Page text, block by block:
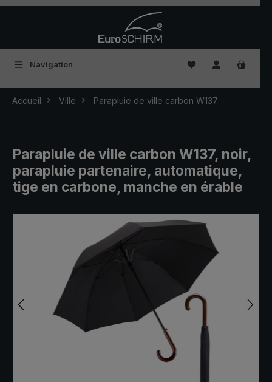
Navigation Vous avez 0
Accueil Ville Parapluie de ville carbon W137
Parapluie de ville carbon W137, noir,
parapluie partenaire, automatique,
tige en carbone, manche en érable